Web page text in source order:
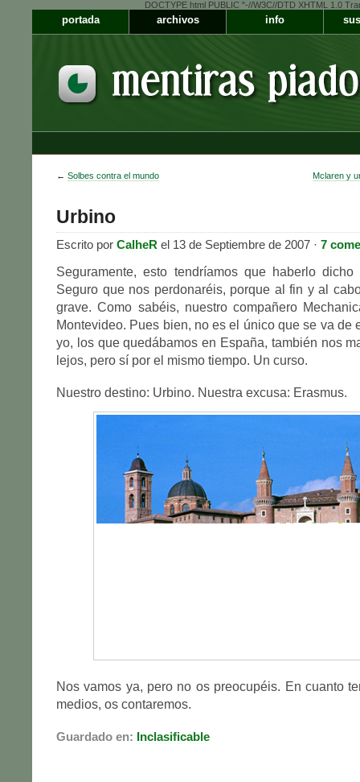
DOCTYPE html PUBLIC "-//W3C//DTD XHTML 1.0
portada archivos info
← Solbes contra el mundo Mclaren y
Urbino
Escrito por CalheR el 13 de Septiembre de 2007 · 7
Seguramente, esto tendríamos que haberlo
Seguro que nos perdonaréis, porque al fin y al
grave. Como sabéis, nuestro compañero
Montevideo. Pues bien, no es el único que se va de
yo, los que quedábamos en España, también nos
lejos, pero sí por el mismo tiempo. Un curso.
Nuestro destino: Urbino. Nuestra excusa: Erasmus.
Nos vamos ya, pero no os preocupéis. En cuanto
medios, os contaremos.
Guardado en: Inclasificable